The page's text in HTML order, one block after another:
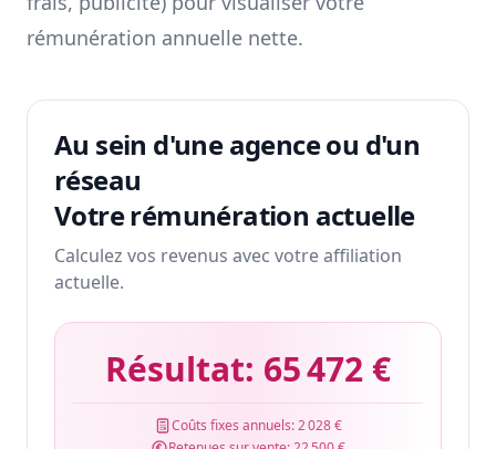
rémunération annuelle nette.
Au sein d'une agence ou d'un
réseau
Votre rémunération actuelle
Calculez vos revenus avec votre affiliation
actuelle.
Résultat: 65 472 €
Coûts fixes annuels:2 028 €